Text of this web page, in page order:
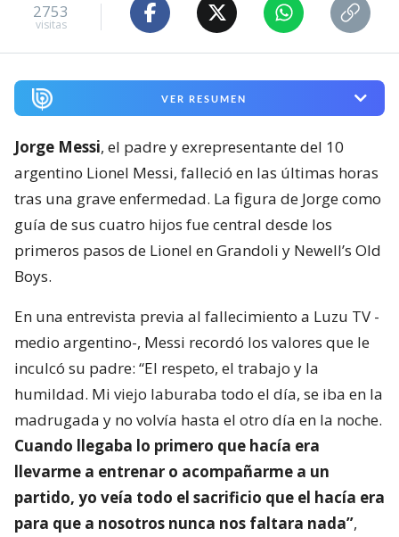
2753
visitas
VER RESUMEN
Jorge Messi, el padre y exrepresentante del 10
argentino Lionel Messi, falleció en las últimas horas
tras una grave enfermedad. La figura de Jorge como
guía de sus cuatro hijos fue central desde los
primeros pasos de Lionel en Grandoli y Newell’s Old
Boys.
En una entrevista previa al fallecimiento a Luzu TV -
medio argentino-, Messi recordó los valores que le
inculcó su padre: “El respeto, el trabajo y la
humildad. Mi viejo laburaba todo el día, se iba en la
madrugada y no volvía hasta el otro día en la noche.
Cuando llegaba lo primero que hacía era
llevarme a entrenar o acompañarme a un
partido, yo veía todo el sacrificio que el hacía era
para que a nosotros nunca nos faltara nada”,